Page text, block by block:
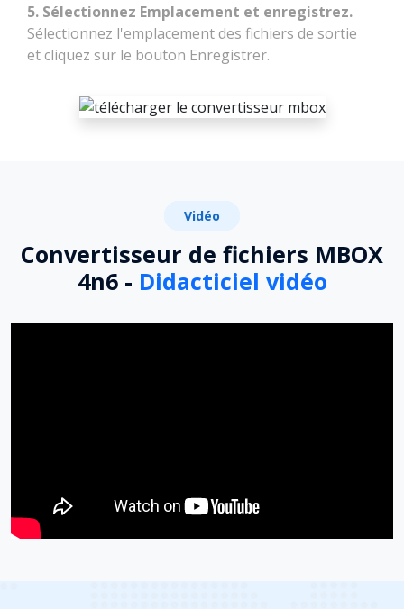
5. Sélectionnez Emplacement et enregistrez.
Sélectionnez l'emplacement des fichiers de sortie
et cliquez sur le bouton Enregistrer.
Vidéo
Convertisseur de fichiers MBOX
4n6 - Didacticiel vidéo